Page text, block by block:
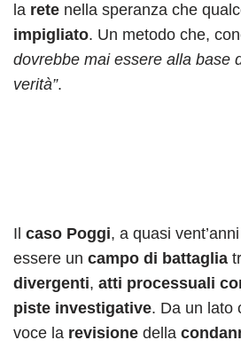
la rete nella speranza che
impigliato. Un metodo che,
dovrebbe mai essere alla base
verità”.
Il caso Poggi, a quasi
essere un campo di battaglia
divergenti, atti processuali
piste investigative. Da un lato
voce la revisione della